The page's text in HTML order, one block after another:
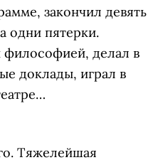
закончил девять
одни пятерки.
философией, делал в
доклады, играл в
Тяжелейшая